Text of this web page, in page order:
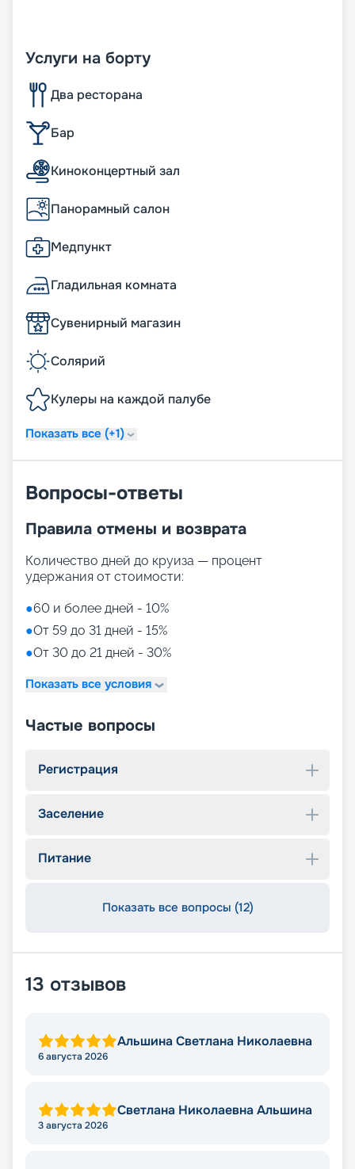
Услуги на борту
Два ресторана
Бар
Киноконцертный зал
Панорамный салон
Медпункт
Гладильная комната
Сувенирный магазин
Солярий
Кулеры на каждой палубе
Показать все (+1)
Вопросы-ответы
Правила отмены и возврата
Количество дней до круиза — процент
удержания от стоимости:
●60 и более дней - 10%
●От 59 до 31 дней - 15%
●От 30 до 21 дней - 30%
Показать все условия
Частые вопросы
Регистрация
Заселение
Питание
Показать все вопросы (12)
13 отзывов
Альшина Светлана Николаевна
6 августа 2026
Светлана Николаевна Альшина
3 августа 2026